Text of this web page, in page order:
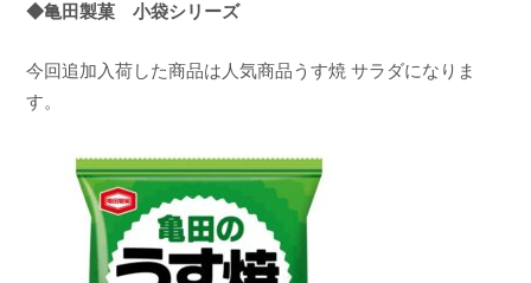
◆亀田製菓 小袋シリーズ
今回追加入荷した商品は人気商品うす焼 サラダになりま
す。